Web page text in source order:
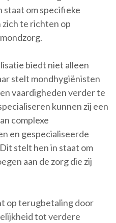
staat om specifieke
te richten op
biedt niet alleen
stelt mondhygiënisten
vaardigheden verder te
kunnen zij een
complexe
en gespecialiseerde
stelt hen in staat om
aan de zorg die zij
op terugbetaling door
tot verdere